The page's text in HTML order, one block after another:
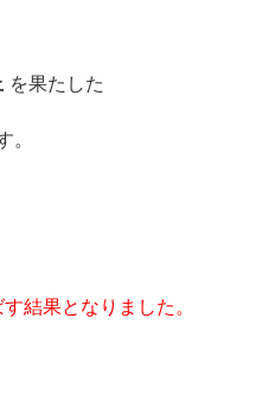
を果たした
結果となりました。